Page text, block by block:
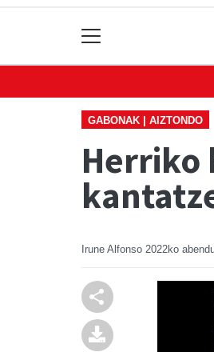
GABONAK | AIZTONDO
Herriko
Irune Alfonso 2022ko